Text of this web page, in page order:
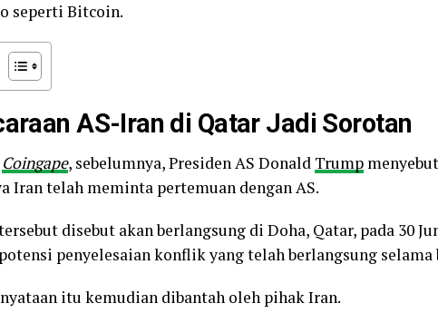
seperti Bitcoin.
AS-Iran di Qatar Jadi Sorotan
Coingape, sebelumnya, Presiden AS Donald Trump
Iran telah meminta pertemuan dengan AS.
disebut akan berlangsung di Doha, Qatar, pada 30
penyelesaian konflik yang telah berlangsung selama
itu kemudian dibantah oleh pihak Iran.